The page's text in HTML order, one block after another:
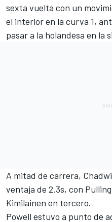
sexta vuelta con un
el interior en la curva 1,
pasar a la holandesa en la
A mitad de carrera,
ventaja de 2.3s, con
Kimilainen en tercero.
Powell estuvo a punto de